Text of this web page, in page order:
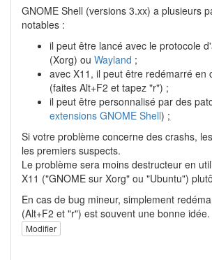
GNOME Shell (versions 3.xx) a plusieurs
notables :
il peut être lancé avec le protocole
(Xorg) ou Wayland ;
avec X11, il peut être redémarré en
(faites Alt+F2 et tapez "r") ;
il peut être personnalisé par des
extensions GNOME Shell) ;
Si votre problème concerne des crashs,
les premiers suspects.
Le problème sera moins destructeur en
X11 ("GNOME sur Xorg" ou "Ubuntu")
En cas de bug mineur, simplement
(Alt+F2 et "r") est souvent une bonne idée.
Modifier